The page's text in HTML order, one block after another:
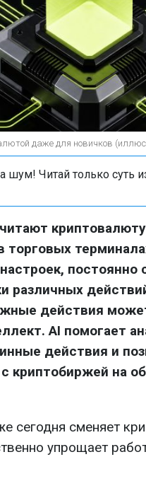
даже для новичков
шум! Читай только суть
торговых
различных
действия
AI помогает
действия и
криптобиржей на
сегодня сменяет
упрощает